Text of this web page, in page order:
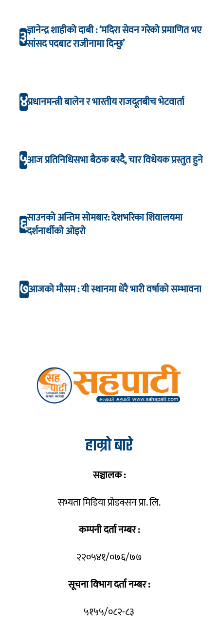
३ज्ञानेन्द्र शाहीको दाबी : ‘मदिरा सेवन गरेको प्रमाणित भए
सांसद पदबाट राजीनामा दिन्छु’
४प्रधानमन्त्री बालेन र भारतीय राजदूतबीच भेटवार्ता
५आज प्रतिनिधिसभा बैठक बस्दैै, चार विधेयक प्रस्तुत हुने
६साउनको अन्तिम सोमबार: देशभरिका शिवालयमा
दर्शनार्थीको ओइरो
७आजको मौसम : यी स्थानमा धेरै भारी वर्षाको सम्भावना
हाम्रो बारे
सञ्चालक :
सभ्यता मिडिया प्रोडक्सन प्रा. लि.
कम्पनी दर्ता नम्बर :
२२०५४१/०७६/७७
सूचना विभाग दर्ता नम्बर :
५१५५/०८२-८३